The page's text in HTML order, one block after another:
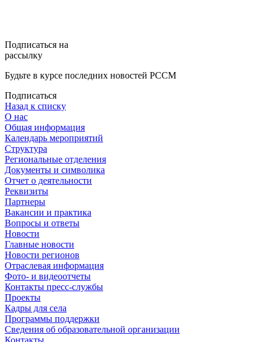
Подписаться на
рассылку
Будьте в курсе последних новостей РССМ
Подписаться
Назад к списку
О нас
Общая информация
Календарь мероприятий
Структура
Региональные отделения
Документы и символика
Отчет о деятельности
Реквизиты
Партнеры
Вакансии и практика
Вопросы и ответы
Новости
Главные новости
Новости регионов
Отраслевая информация
Фото- и видеоотчеты
Контакты пресс-службы
Проекты
Кадры для села
Программы поддержки
Сведения об образовательной организации
Контакты